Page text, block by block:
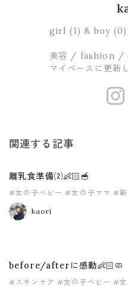
girl (1) & boy (0)
美容 / fashion /
マイペースに更新
関連する記事
離乳食準備⑵👶🏻🥣
#女の子ベビー #女の子ママ #新
#離乳食
kaori
before/afterに感動👶🏻🧼
#スキンケア #女の子ベビー #女